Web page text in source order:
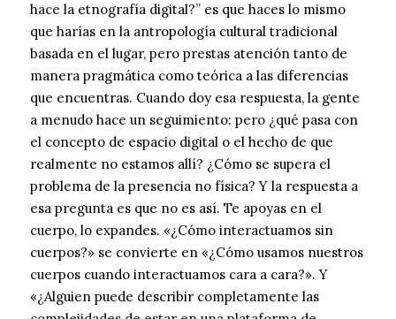
hace la etnografía digital?” es que haces lo mismo
que harías en la antropología cultural tradicional
basada en el lugar, pero prestas atención tanto de
manera pragmática como teórica a las diferencias
que encuentras. Cuando doy esa respuesta, la gente
a menudo hace un seguimiento: pero ¿qué pasa con
el concepto de espacio digital o el hecho de que
realmente no estamos allí? ¿Cómo se supera el
problema de la presencia no física? Y la respuesta a
esa pregunta es que no es así. Te apoyas en el
cuerpo, lo expandes. «¿Cómo interactuamos sin
cuerpos?» se convierte en «¿Cómo usamos nuestros
cuerpos cuando interactuamos cara a cara?». Y
«¿Alguien puede describir completamente las